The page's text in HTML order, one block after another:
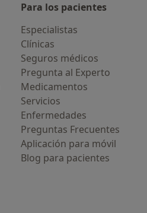
Para los pacientes
Especialistas
Clínicas
Seguros médicos
Pregunta al Experto
Medicamentos
Servicios
Enfermedades
Preguntas Frecuentes
Aplicación para móvil
Blog para pacientes